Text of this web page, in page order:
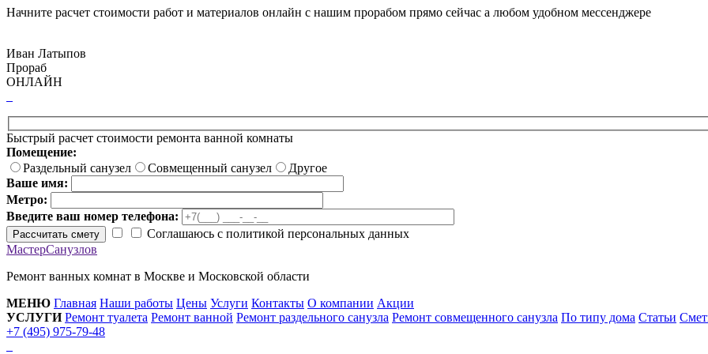
Начните расчет стоимости работ и материалов онлайн с нашим прорабом прямо сейчас а любом удобном мессенджере
Иван Латыпов
Прораб
ОНЛАЙН
Быстрый расчет стоимости ремонта ванной комнаты
Помещение:
Раздельный санузел
Совмещенный санузел
Другое
Ваше имя:
Метро:
Введите ваш номер телефона:
Рассчитать смету
Соглашаюсь с политикой персональных данных
МастерСанузлов
Ремонт ванных комнат в Москве и Московской области
МЕНЮ Главная Наши работы Цены Услуги Контакты О компании Акции
УСЛУГИ Ремонт туалета Ремонт ванной Ремонт раздельного санузла Ремонт совмещенного санузла По типу дома Статьи
+7 (495) 975-79-48